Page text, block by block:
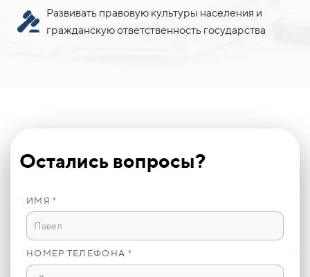
Развивать правовую культуры населения и
гражданскую ответственность государства
Остались вопросы?
ИМЯ *
НОМЕР ТЕЛЕФОНА *